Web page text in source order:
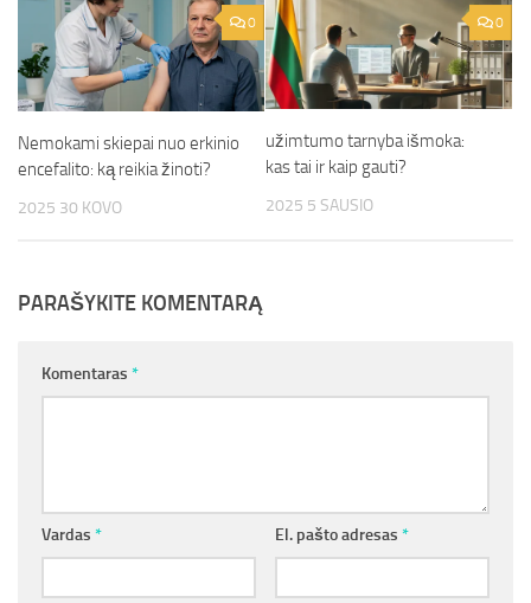
0
Nemokami skiepai nuo erkinio
encefalito: ką reikia žinoti?
2025 30 KOVO
0
užimtumo tarnyba išmoka:
kas tai ir kaip gauti?
2025 5 SAUSIO
PARAŠYKITE KOMENTARĄ
Komentaras *
Vardas * El. pašto adresas *